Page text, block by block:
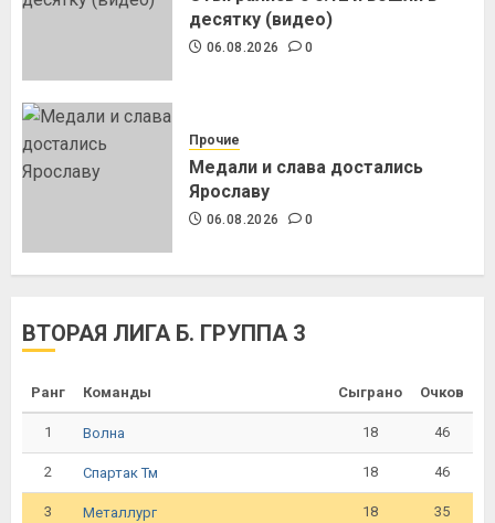
десятку (видео)
06.08.2026 0
Прочие
Медали и слава достались
Ярославу
06.08.2026 0
ВТОРАЯ ЛИГА Б. ГРУППА 3
Ранг Команды Сыграно Очков
1 Волна 18 46
2 Спартак Тм 18 46
3 Металлург 18 35